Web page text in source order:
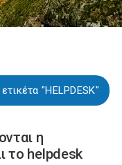
"HELPDESK"
η
το helpdesk